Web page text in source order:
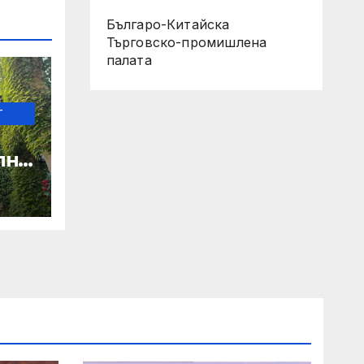
Българо-Китайска
Търговско-промишлена
палaта